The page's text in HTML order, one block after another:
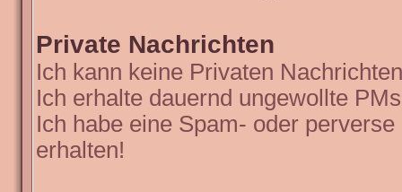
Private Nachrichten
Ich kann keine Privaten
Ich erhalte dauernd ungewollte
Ich habe eine Spam- oder
erhalten!